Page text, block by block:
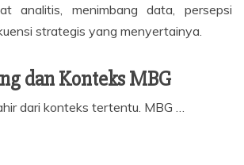
analitis, menimbang data, persepsi
strategis yang menyertainya.
dan Konteks MBG
dari konteks tertentu. MBG …